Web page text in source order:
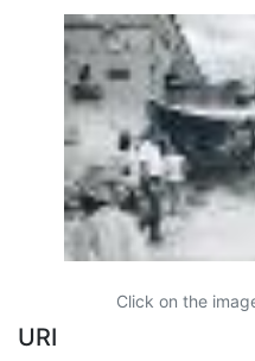
Click on the
URI